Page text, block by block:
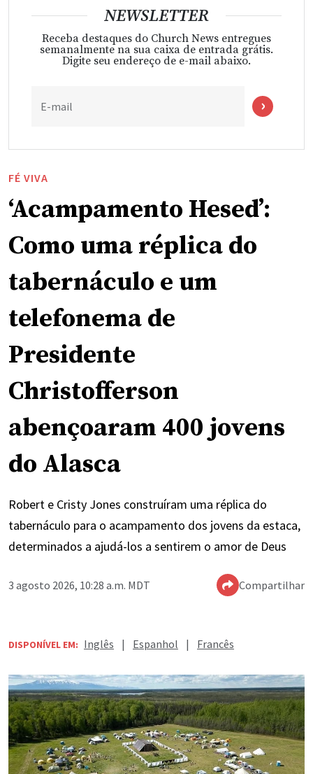
NEWSLETTER
Receba destaques do Church News entregues
semanalmente na sua caixa de entrada grátis.
Digite seu endereço de e-mail abaixo.
E-mail
FÉ VIVA
‘Acampamento Hesed’:
Como uma réplica do
tabernáculo e um
telefonema de
Presidente
Christofferson
abençoaram 400 jovens
do Alasca
Robert e Cristy Jones construíram uma réplica do
tabernáculo para o acampamento dos jovens da estaca,
determinados a ajudá-los a sentirem o amor de Deus
3 agosto 2026, 10:28 a.m. MDT Compartilhar
DISPONÍVEL EM: Inglês | Espanhol | Francês